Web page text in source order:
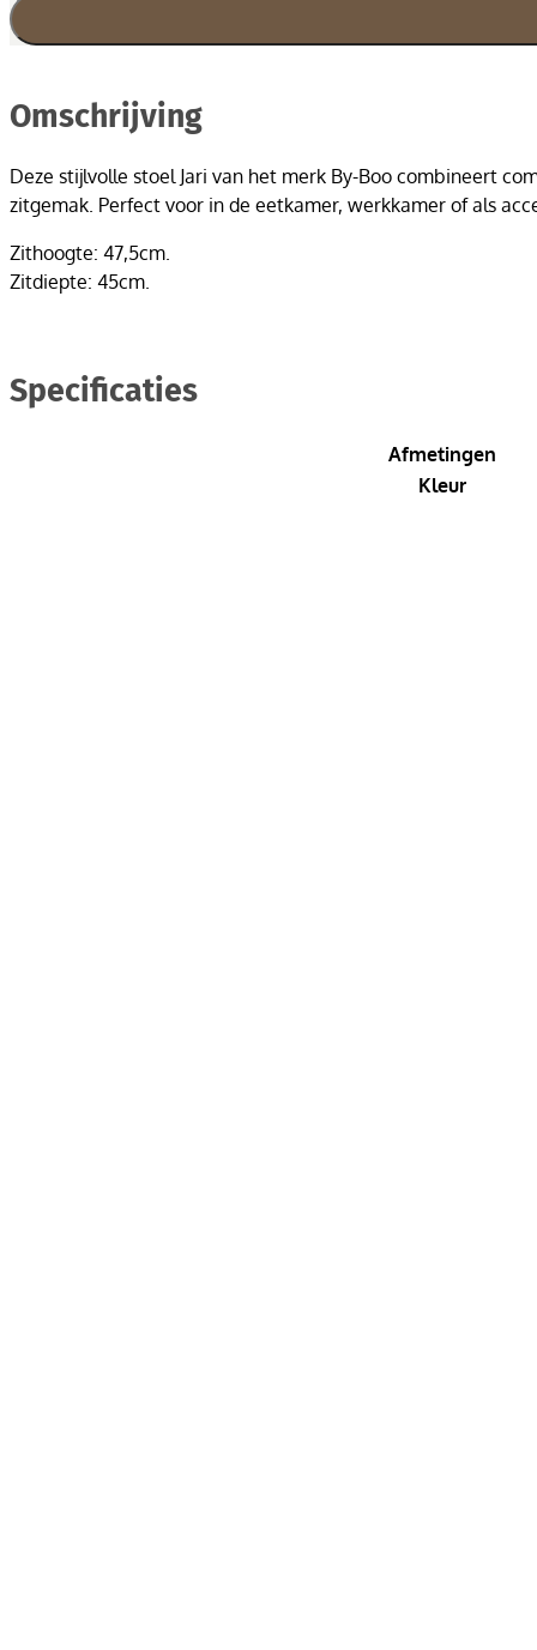
Omschrijving
Deze stijlvolle stoel Jari van het merk By-Boo combineert
zitgemak. Perfect voor in de eetkamer, werkkamer of als
Zithoogte: 47,5cm.
Zitdiepte: 45cm.
Specificaties
Afmetingen
Kleur